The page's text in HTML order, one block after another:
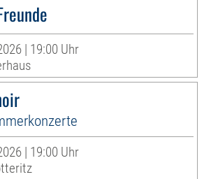
| 19:00 Uhr
| 19:00 Uhr